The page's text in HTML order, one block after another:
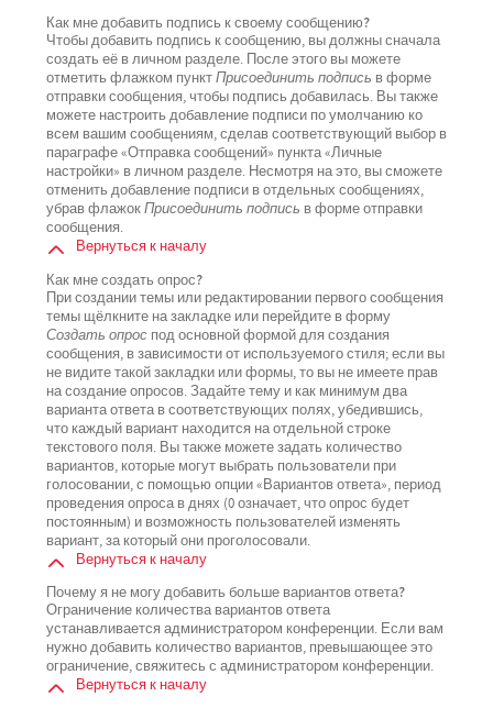
Как мне добавить подпись к своему сообщению?
Чтобы добавить подпись к сообщению, вы должны сначала
создать её в личном разделе. После этого вы можете
отметить флажком пунктПрисоединить подпись в форме
отправки сообщения, чтобы подпись добавилась. Вы также
можете настроить добавление подписи по умолчанию ко
всем вашим сообщениям, сделав соответствующий выбор в
параграфе «Отправка сообщений» пункта «Личные
настройки» в личном разделе. Несмотря на это, вы сможете
отменить добавление подписи в отдельных сообщениях,
убрав флажокПрисоединить подпись в форме отправки
сообщения.
Вернуться к началу
Как мне создать опрос?
При создании темы или редактировании первого сообщения
темы щёлкните на закладке или перейдите в форму
Создать опроспод основной формой для создания
сообщения, в зависимости от используемого стиля; если вы
не видите такой закладки или формы, то вы не имеете прав
на создание опросов. Задайте тему и как минимум два
варианта ответа в соответствующих полях, убедившись,
что каждый вариант находится на отдельной строке
текстового поля. Вы также можете задать количество
вариантов, которые могут выбрать пользователи при
голосовании, с помощью опции «Вариантов ответа», период
проведения опроса в днях (0 означает, что опрос будет
постоянным) и возможность пользователей изменять
вариант, за который они проголосовали.
Вернуться к началу
Почему я не могу добавить больше вариантов ответа?
Ограничение количества вариантов ответа
устанавливается администратором конференции. Если вам
нужно добавить количество вариантов, превышающее это
ограничение, свяжитесь с администратором конференции.
Вернуться к началу